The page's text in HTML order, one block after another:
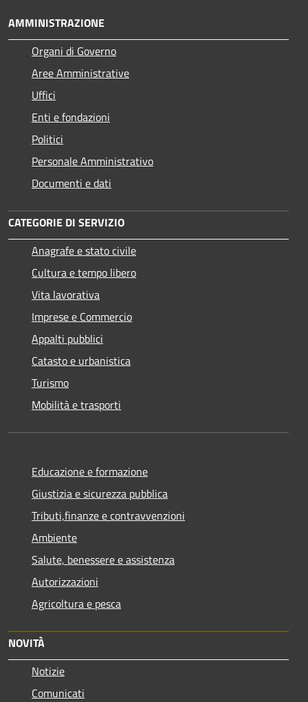
AMMINISTRAZIONE
Organi di Governo
Aree Amministrative
Uffici
Enti e fondazioni
Politici
Personale Amministrativo
Documenti e dati
CATEGORIE DI SERVIZIO
Anagrafe e stato civile
Cultura e tempo libero
Vita lavorativa
Imprese e Commercio
Appalti pubblici
Catasto e urbanistica
Turismo
Mobilità e trasporti
Educazione e formazione
Giustizia e sicurezza pubblica
Tributi,finanze e contravvenzioni
Ambiente
Salute, benessere e assistenza
Autorizzazioni
Agricoltura e pesca
NOVITÀ
Notizie
Comunicati